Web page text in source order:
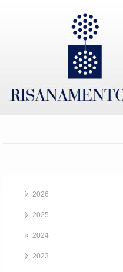
2026
2025
2024
2023